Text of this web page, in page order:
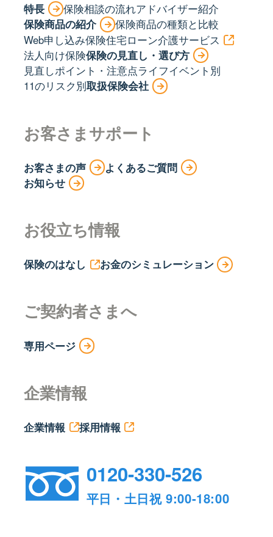
特長 保険相談の流れアドバイザー紹介
保険商品の紹介
保険商品の種類と比較
Web申し込み保険住宅ローン介護サービス
法人向け保険保険の見直し・選び方
見直しポイント・注意点ライフイベント別
11のリスク別取扱保険会社
お客さまサポート
お客さまの声
よくあるご質問
お知らせ
お役立ち情報
保険のはなし お金のシミュレーション
ご契約者さまへ
専用ページ
企業情報
企業情報 採用情報
0120-330-526
平日・土日祝 9:00-18:00